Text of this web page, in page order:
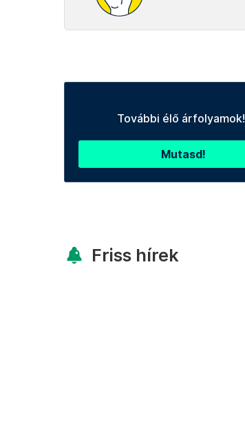
További élő árfolyamok!
Mutasd!
Friss hírek